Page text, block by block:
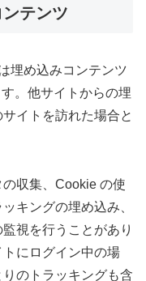
テンツ
埋め込みコンテンツ
。他サイトからの埋
イトを訪れた場合と
収集、Cookie の使
キングの埋め込み、
視を行うことがあり
にログイン中の場
のトラッキングも含